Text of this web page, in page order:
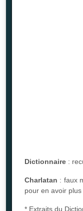
Dictionnaire :
Charlatan : faux
pour en avoir
* Extraits du